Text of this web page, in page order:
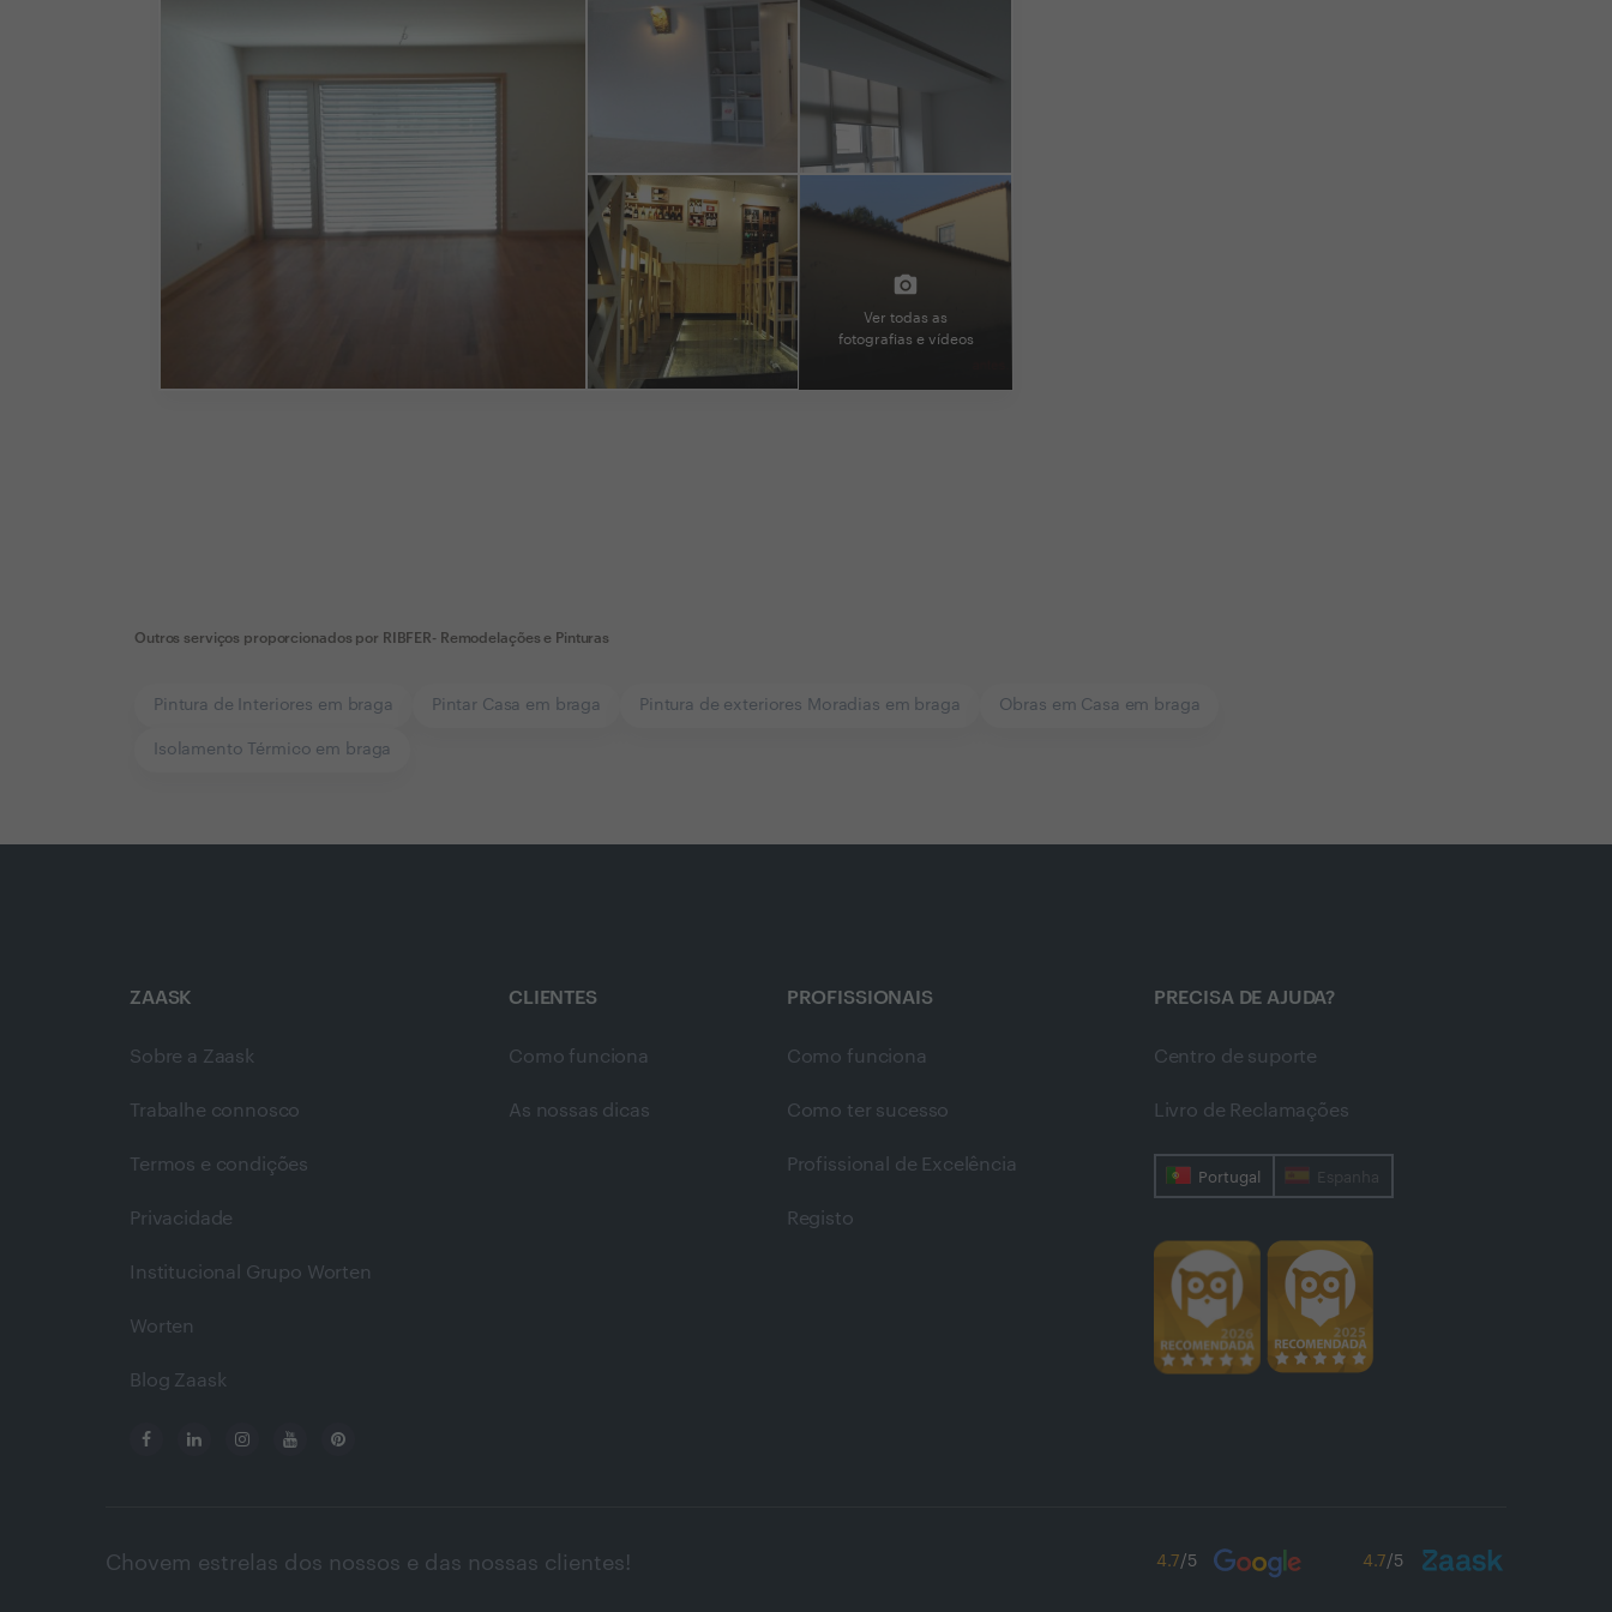
Ver todas as
fotografias e vídeos
Outros serviços proporcionados por RIBFER- Remodelações e Pinturas
Pintura de Interiores em braga Pintar Casa em braga Pintura de exteriores Moradias em braga Obras em Casa em braga
Isolamento Térmico em braga
ZAASK
Sobre a Zaask
Trabalhe connosco
Termos e condições
Privacidade
Institucional Grupo Worten
Worten
Blog Zaask
CLIENTES
Como funciona
As nossas dicas
PROFISSIONAIS
Como funciona
Como ter sucesso
Profissional de Excelência
Registo
PRECISA DE AJUDA?
Centro de suporte
Livro de Reclamações
Portugal Espanha
Chovem estrelas dos nossos e das nossas clientes! 4.7/5 4.7/5